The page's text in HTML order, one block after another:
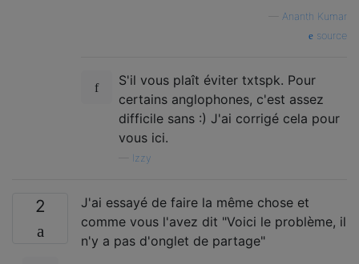
Ananth Kumar
source
S'il vous plaît éviter txtspk. Pour
certains anglophones, c'est assez
difficile sans :) J'ai corrigé cela pour
vous ici.
Izzy
2
J'ai essayé de faire la même chose et
comme vous l'avez dit "Voici le problème, il
n'y a pas d'onglet de partage"